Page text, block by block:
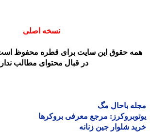
نسخه اصلی
حقوق این سایت برای قطره محفوظ است.
در قبال محتوای مطالب ندارد.
باحال مگ
مرجع معرفی بروکرها
شلوار جین زنانه